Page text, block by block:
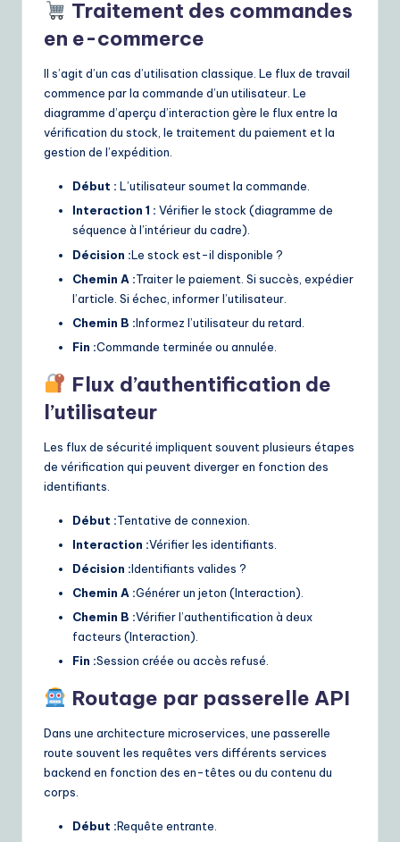
Traitement des commandes
en e-commerce
Il s’agit d’un cas d’utilisation classique. Le flux de travail
commence par la commande d’un utilisateur. Le
diagramme d’aperçu d’interaction gère le flux entre la
vérification du stock, le traitement du paiement et la
gestion de l’expédition.
Début : L’utilisateur soumet la commande.
Interaction 1 : Vérifier le stock (diagramme de
séquence à l’intérieur du cadre).
Décision :Le stock est-il disponible ?
Chemin A :Traiter le paiement. Si succès, expédier
l’article. Si échec, informer l’utilisateur.
Chemin B :Informez l’utilisateur du retard.
Fin :Commande terminée ou annulée.
Flux d’authentification de
l’utilisateur
Les flux de sécurité impliquent souvent plusieurs étapes
de vérification qui peuvent diverger en fonction des
identifiants.
Début :Tentative de connexion.
Interaction :Vérifier les identifiants.
Décision :Identifiants valides ?
Chemin A :Générer un jeton (Interaction).
Chemin B :Vérifier l’authentification à deux
facteurs (Interaction).
Fin :Session créée ou accès refusé.
Routage par passerelle API
Dans une architecture microservices, une passerelle
route souvent les requêtes vers différents services
backend en fonction des en-têtes ou du contenu du
corps.
Début :Requête entrante.